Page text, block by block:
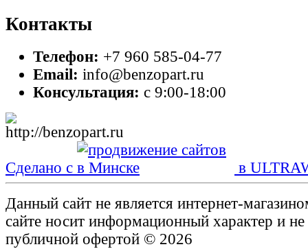
Контакты
Телефон: +7 960 585-04-77
Email: info@benzopart.ru
Консультация: с 9:00-18:00
Сделано с в
Данный сайт не является интернет-
сайте носит информационный характер и не
публичной офертой © 2026